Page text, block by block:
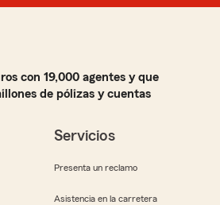
con 19,000 agentes y que
de pólizas y cuentas
Servicios
Presenta un reclamo
Asistencia en la carretera